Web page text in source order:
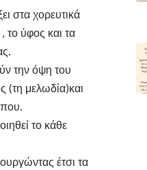
στα χορευτικά
το ύφος και τα
την όψη του
(τη μελωδία)και
το κάθε
έτσι τα